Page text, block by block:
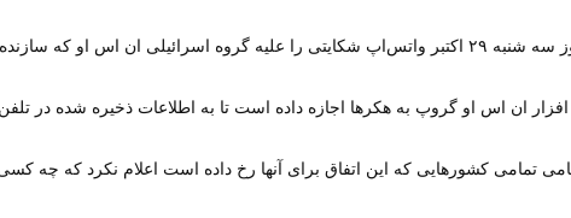
ابزارآلات هکری هست، تنظیم کرد.
ان اس او گروپ به هکرها اجازه داده است تا به اطلاعات ذخیره شده در
تمامی کشورهایی که این اتفاق برای آنها رخ داده است اعلام نکرد که چه